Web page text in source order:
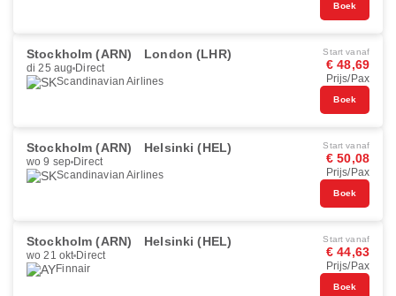
Boek
Stockholm (ARN) London (LHR)
di 25 aug Direct
Scandinavian Airlines
Start vanaf
€ 48,69
Prijs/Pax
Boek
Stockholm (ARN) Helsinki (HEL)
wo 9 sep Direct
Scandinavian Airlines
Start vanaf
€ 50,08
Prijs/Pax
Boek
Stockholm (ARN) Helsinki (HEL)
wo 21 okt Direct
Finnair
Start vanaf
€ 44,63
Prijs/Pax
Boek